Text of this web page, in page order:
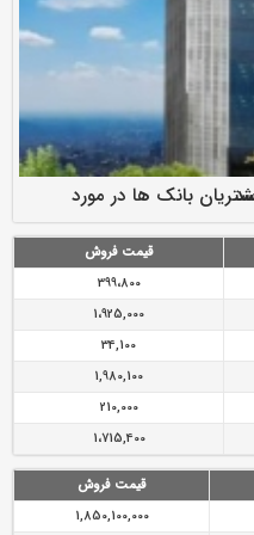
از اقدامات مدیرعامل بیمه
بانک ها در مورد
قیمت فروش
399،800
1،925,000
34,100
1,980,100
210,000
1،715,400
قیمت فروش
1,850,100,000